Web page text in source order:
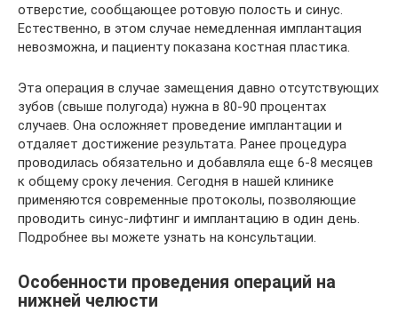
отверстие, сообщающее ротовую полость и синус.
Естественно, в этом случае немедленная имплантация
невозможна, и пациенту показана костная пластика.
Эта операция в случае замещения давно отсутствующих
зубов (свыше полугода) нужна в 80-90 процентах
случаев. Она осложняет проведение имплантации и
отдаляет достижение результата. Ранее процедура
проводилась обязательно и добавляла еще 6-8 месяцев
к общему сроку лечения. Сегодня в нашей клинике
применяются современные протоколы, позволяющие
проводить синус-лифтинг и имплантацию в один день.
Подробнее вы можете узнать на консультации.
Особенности проведения операций на
нижней челюсти